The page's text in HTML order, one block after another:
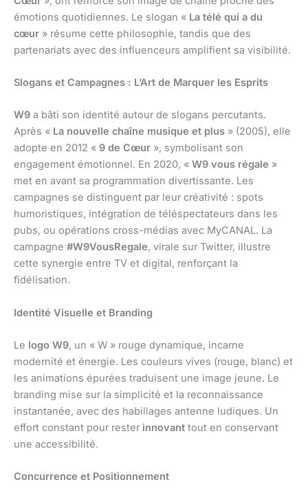
émotions quotidiennes. Le slogan « La télé qui a du
cœur » résume cette philosophie, tandis que des
partenariats avec des influenceurs amplifient sa visibilité.
Slogans et Campagnes : L’Art de Marquer les Esprits
W9 a bâti son identité autour de slogans percutants.
Après « La nouvelle chaîne musique et plus » (2005), elle
adopte en 2012 « 9 de Cœur », symbolisant son
engagement émotionnel. En 2020, « W9 vous régale »
met en avant sa programmation divertissante. Les
campagnes se distinguent par leur créativité : spots
humoristiques, intégration de téléspectateurs dans les
pubs, ou opérations cross-médias avec MyCANAL. La
campagne #W9VousRegale, virale sur Twitter, illustre
cette synergie entre TV et digital, renforçant la
fidélisation.
Identité Visuelle et Branding
Le logo W9, un « W » rouge dynamique, incarne
modernité et énergie. Les couleurs vives (rouge, blanc) et
les animations épurées traduisent une image jeune. Le
branding mise sur la simplicité et la reconnaissance
instantanée, avec des habillages antenne ludiques. Un
effort constant pour rester innovant tout en conservant
une accessibilité.
Concurrence et Positionnement